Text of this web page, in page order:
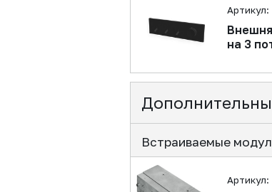
Артикул:
на 3
Встраиваемые